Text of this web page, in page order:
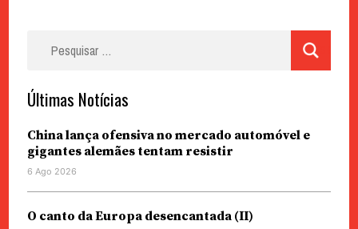
Últimas Notícias
China lança ofensiva no mercado automóvel e
gigantes alemães tentam resistir
6 Ago 2026
O canto da Europa desencantada (II)